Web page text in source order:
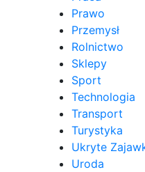
Prawo
Przemysł
Rolnictwo
Sklepy
Sport
Technologia
Transport
Turystyka
Ukryte
Uroda